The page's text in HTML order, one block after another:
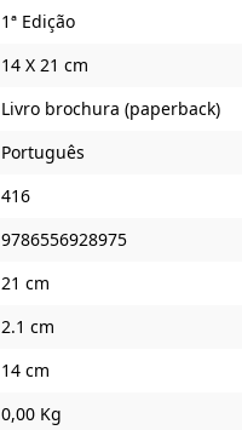
1ª Edição
14 X 21 cm
Livro brochura (paperback)
Português
416
9786556928975
21 cm
2.1 cm
14 cm
0,00 Kg